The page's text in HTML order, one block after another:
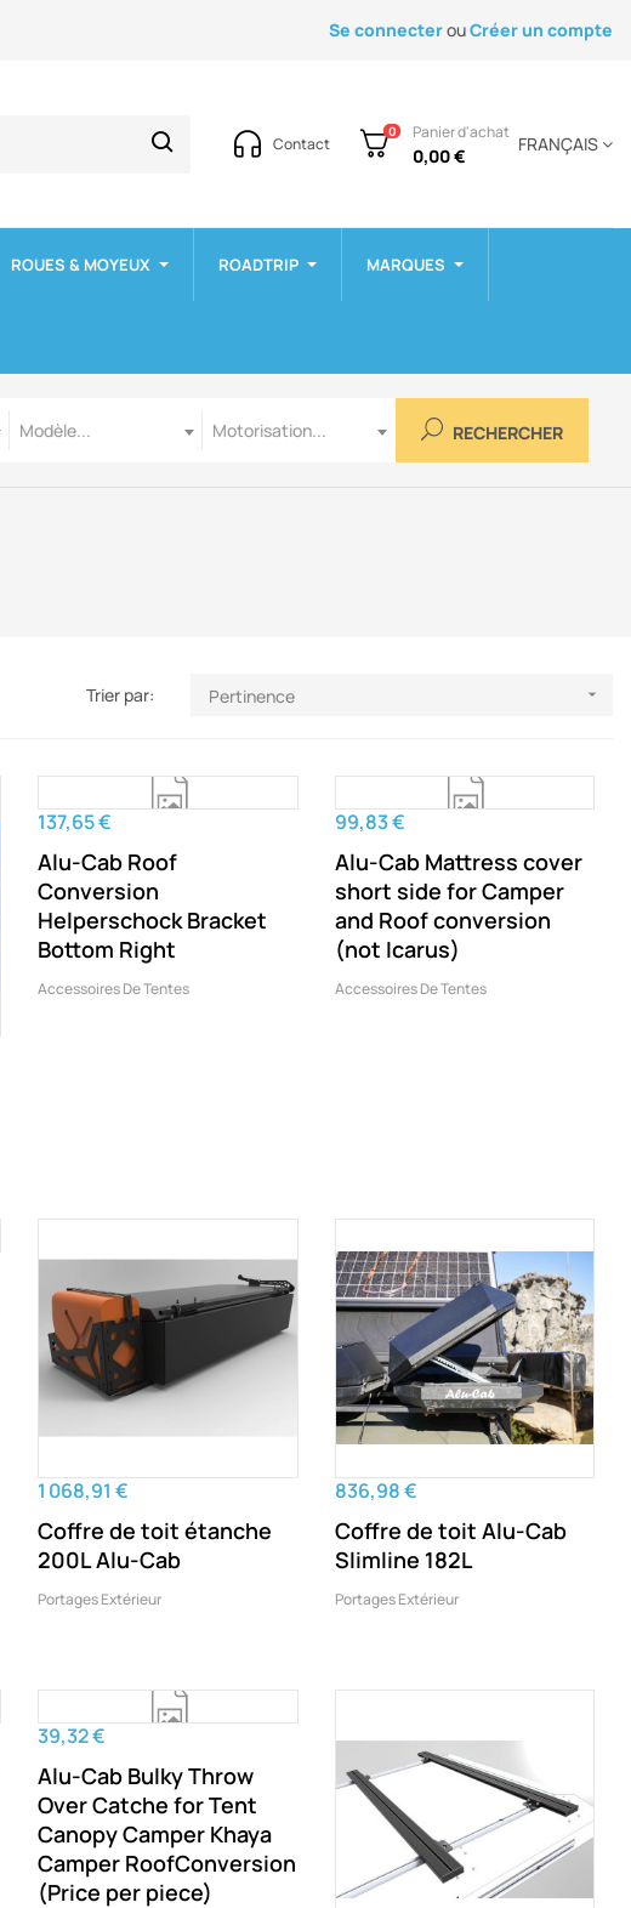
Se connecterouCréer un compte
Contact
0 Panier d'achat
0,00 €
FRANÇAIS
ROUES & MOYEUX ROADTRIP MARQUES
Modèle...
Motorisation...
RECHERCHER
Trier par: Pertinence 
137,65 €
Alu-Cab Roof
Conversion
Helperschock Bracket
Bottom Right
Accessoires De Tentes
99,83 €
Alu-Cab Mattress cover
short side for Camper
and Roof conversion
(not Icarus)
Accessoires De Tentes
1 068,91 €
Coffre de toit étanche
200L Alu-Cab
Portages Extérieur
836,98 €
Coffre de toit Alu-Cab
Slimline 182L
Portages Extérieur
39,32 €
Alu-Cab Bulky Throw
Over Catche for Tent
Canopy Camper Khaya
Camper RoofConversion
(Price per piece)